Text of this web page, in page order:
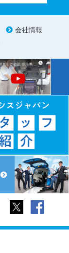
会社情報